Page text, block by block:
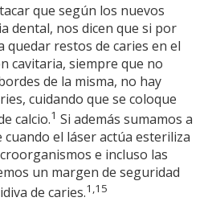
que según los nuevos
dental, nos dicen que si por
quedar restos de caries en el
cavitaria, siempre que no
de la misma, no hay
cuidando que se coloque
calcio.1 Si además sumamos a
cuando el láser actúa esteriliza
e incluso las
un margen de seguridad
de caries.1,15